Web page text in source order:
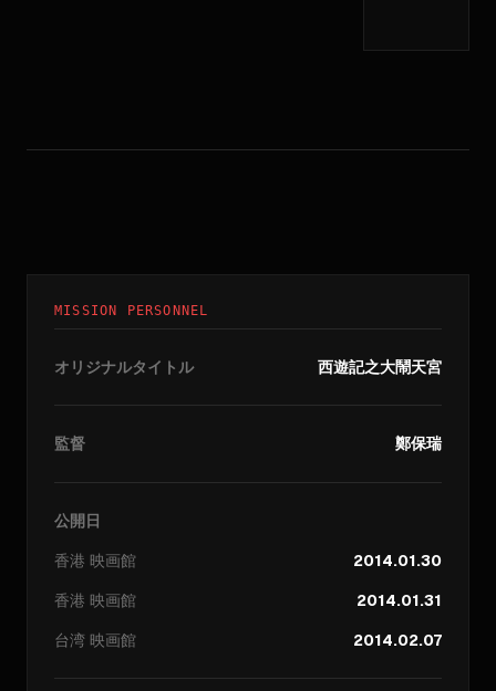
MISSION PERSONNEL
オリジナルタイトル 西遊記之大鬧天宮
監督 鄭保瑞
公開日
香港 映画館
2014.01.30
香港 映画館
2014.01.31
台湾 映画館 2014.02.07